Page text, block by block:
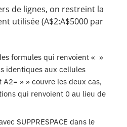
de lignes, on restreint la
utilisée (A$2:A$5000 par
formules qui renvoient « »
identiques aux cellules
» » couvre les deux cas,
qui renvoient 0 au lieu de
SUPPRESPACE dans le